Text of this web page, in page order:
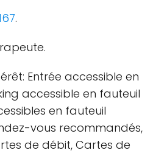
.
Entrée accessible en
accessible en fauteuil
en fauteuil
vous recommandés,
de débit, Cartes de